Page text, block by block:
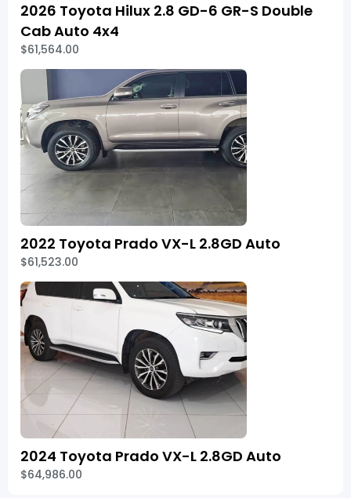
2026 Toyota Hilux 2.8 GD-6 GR-S Double
Cab Auto 4x4
$61,564.00
2022 Toyota Prado VX-L 2.8GD Auto
$61,523.00
2024 Toyota Prado VX-L 2.8GD Auto
$64,986.00